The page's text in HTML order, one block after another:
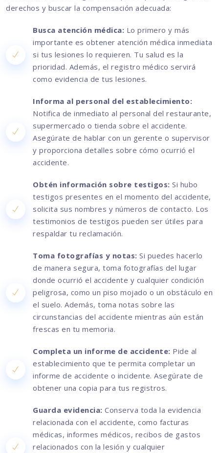
derechos y buscar la compensación adecuada:
Busca atención médica: Lo primero y más
importante es obtener atención médica inmediata
si tus lesiones lo requieren. Tu salud es la
prioridad. Además, el registro médico servirá
como evidencia de tus lesiones.
Informa al personal del establecimiento:
Notifica de inmediato al personal del restaurante,
supermercado o tienda sobre el accidente.
Asegúrate de hablar con un gerente o supervisor
y proporciona detalles sobre cómo ocurrió el
accidente.
Obtén información sobre testigos: Si hubo
testigos presentes en el momento del accidente,
solicita sus nombres y números de contacto. Los
testimonios de testigos pueden ser útiles para
respaldar tu reclamación.
Toma fotografías y notas: Si puedes hacerlo
de manera segura, toma fotografías del lugar
donde ocurrió el accidente y cualquier condición
peligrosa, como un piso mojado o un obstáculo en
el suelo. Además, toma notas sobre las
circunstancias del accidente mientras aún están
frescas en tu memoria.
Completa un informe de accidente: Pide al
establecimiento que te permita completar un
informe de accidente o incidente. Asegúrate de
obtener una copia para tus registros.
Guarda evidencia: Conserva toda la evidencia
relacionada con el accidente, como facturas
médicas, informes médicos, recibos de gastos
relacionados con la lesión y cualquier